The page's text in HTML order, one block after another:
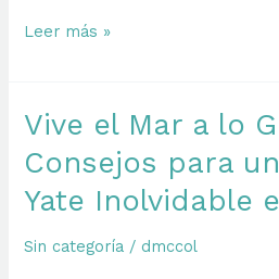
Acapulco
Renta
un
Yate
y
Disfruta
de
Leer más »
Vive el Mar a lo
Consejos para
Yate Inolvidable
Sin categoría / dmccol